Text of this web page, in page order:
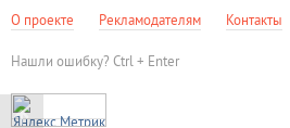
О проекте
Рекламодателям Контакты
Нашли ошибку? Ctrl + Enter